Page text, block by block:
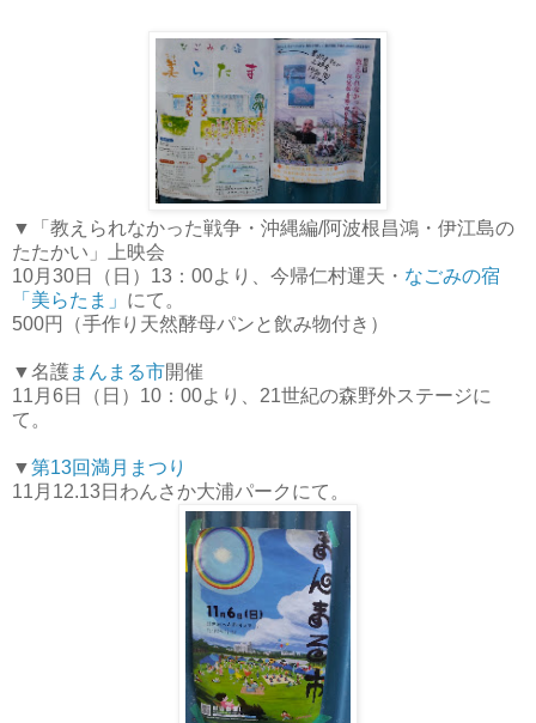
▼「教えられなかった戦争・沖縄編/阿波根昌鴻・伊江島の
たたかい」上映会
10月30日（日）13：00より、今帰仁村運天・ なごみの宿
「美らたま」 にて。
500円（手作り天然酵母パンと飲み物付き）
▼名護まんまる市開催
11月6日（日）10：00より、21世紀の森野外ステージに
て。
▼第13回満月まつり
11月12.13日わんさか大浦パークにて。